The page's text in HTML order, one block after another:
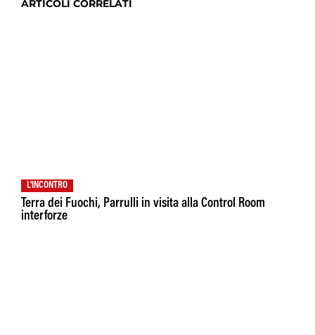
ARTICOLI CORRELATI
L'INCONTRO
Terra dei Fuochi, Parrulli in visita alla Control Room
interforze